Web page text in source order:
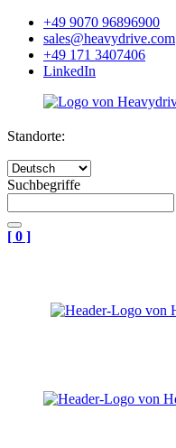
+49 9070 96896900
sales@heavydrive.com
+49 171 3407406
LinkedIn
Standorte:
Suchbegriffe
[ 0 ]